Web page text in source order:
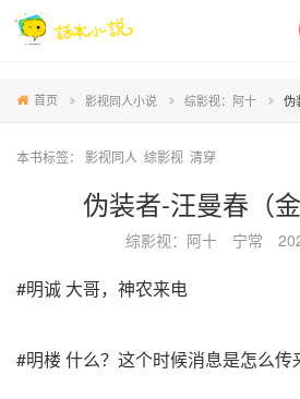
首页 影视同人小说 综影视：阿十 伪
本书标签： 影视同人 综影视 清穿
伪装者-汪曼春（金
综影视：阿十 宁常
#明诚 大哥，神农来电
#明楼 什么？这个时候消息是怎么传